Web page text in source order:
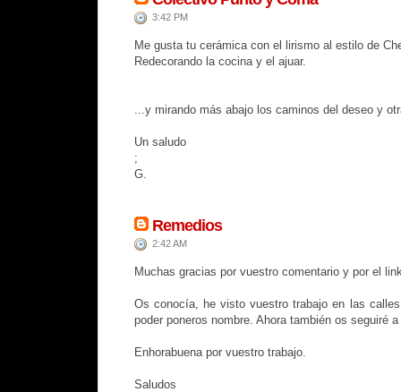
3:42 PM
Me gusta tu cerámica con el lirismo al estilo de
Redecorando la cocina y el ajuar.
...y mirando más abajo los caminos del deseo y
Un saludo
;
G.
Remedios
2:42 AM
Muchas gracias por vuestro comentario y por el
Os conocía, he visto vuestro trabajo en las
poder poneros nombre. Ahora también os seguiré
Enhorabuena por vuestro trabajo.
Saludos